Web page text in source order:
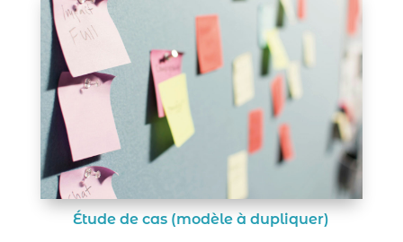
Étude de cas (modèle à dupliquer)